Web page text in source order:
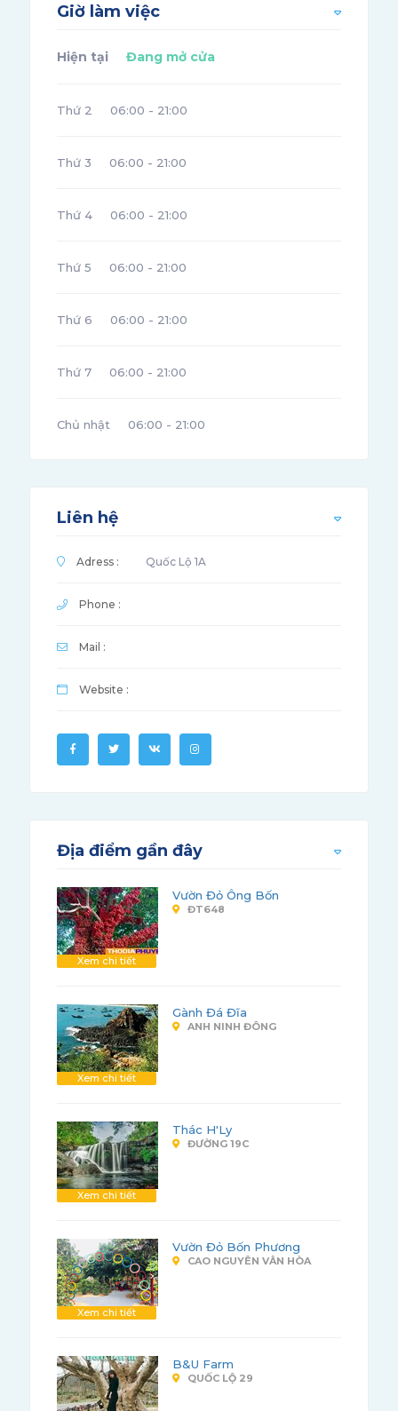
Giờ làm việc
Hiện tại Đang mở cửa
Thứ 2 06:00 - 21:00
Thứ 3 06:00 - 21:00
Thứ 4 06:00 - 21:00
Thứ 5 06:00 - 21:00
Thứ 6 06:00 - 21:00
Thứ 7 06:00 - 21:00
Chủ nhật 06:00 - 21:00
Liên hệ
Adress : Quốc Lộ 1A
Phone :
Mail :
Website :
Địa điểm gần đây
Xem chi tiết
Vườn Đỏ Ông Bốn
ĐT648
Xem chi tiết
Gành Đá Đĩa
ANH NINH ĐÔNG
Xem chi tiết
Thác H'Ly
ĐƯỜNG 19C
Xem chi tiết
Vườn Đỏ Bốn Phương
CAO NGUYÊN VÂN HÒA
B&U Farm
QUỐC LỘ 29